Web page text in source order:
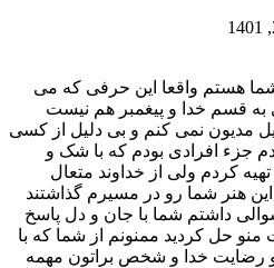
هستم واقعا این حرفی که می
به قسم خدا و پیغمبر هم نیست
مدیون نمی کنم و بی دلیل از کسی
جزء افرادی بودم که با شک و
کردم ولی از خداوند متعال
هنر شما رو در مسیرم گذاشتند
داشتم شما با جان و دل پاسخ
حل کردید ممنونم از شما که با
رضایت خدا و شخص براتون مهمه